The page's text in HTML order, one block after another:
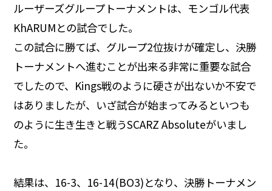
ルーザーズグループトーナメントは、モンゴル代表
KhARUMとの試合でした。
この試合に勝てば、グループ2位抜けが確定し、決勝
トーナメントへ進むことが出来る非常に重要な試合
でしたので、Kings戦のように硬さが出ないか不安で
はありましたが、いざ試合が始まってみるといつも
のように生き生きと戦うSCARZ Absoluteがいまし
た。
結果は、16-3、16-14(BO3)となり、決勝トーナメン